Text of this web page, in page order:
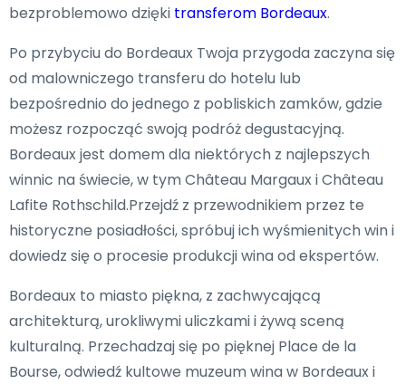
bezproblemowo dzięki transferom Bordeaux.
Po przybyciu do Bordeaux Twoja przygoda zaczyna się
od malowniczego transferu do hotelu lub
bezpośrednio do jednego z pobliskich zamków, gdzie
możesz rozpocząć swoją podróż degustacyjną.
Bordeaux jest domem dla niektórych z najlepszych
winnic na świecie, w tym Château Margaux i Château
Lafite Rothschild.Przejdź z przewodnikiem przez te
historyczne posiadłości, spróbuj ich wyśmienitych win i
dowiedz się o procesie produkcji wina od ekspertów.
Bordeaux to miasto piękna, z zachwycającą
architekturą, urokliwymi uliczkami i żywą sceną
kulturalną. Przechadzaj się po pięknej Place de la
Bourse, odwiedź kultowe muzeum wina w Bordeaux i